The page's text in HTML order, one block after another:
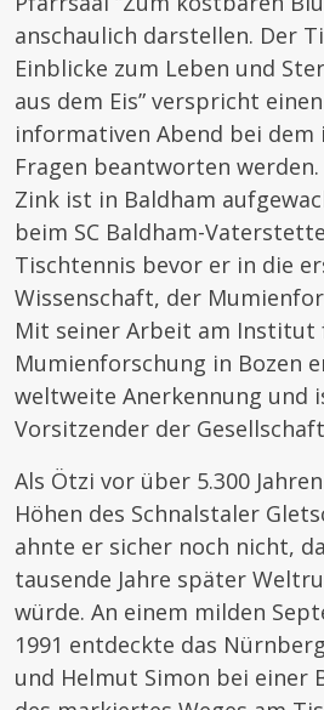
anschaulich darstellen. Der
Einblicke zum Leben und
aus dem Eis” verspricht
informativen Abend bei dem
Fragen beantworten
Zink ist in Baldham
beim SC Baldham-
Tischtennis bevor er in die
Wissenschaft, der
Mit seiner Arbeit am Institut
Mumienforschung in Bozen
weltweite Anerkennung und
Vorsitzender der
Als Ötzi vor über 5.300
Höhen des Schnalstaler
ahnte er sicher noch nicht,
tausende Jahre später
würde. An einem milden
1991 entdeckte das
und Helmut Simon bei einer